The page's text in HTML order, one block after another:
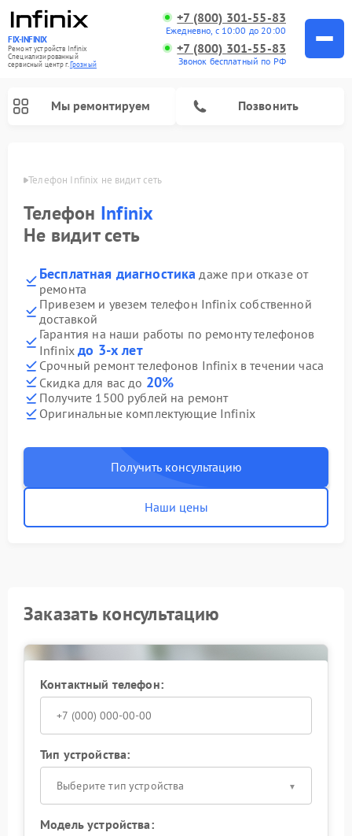
FIX-INFINIX
Ремонт устройств Infinix
Специализированный
cервисный центр г.Грозный
+7 (800) 301-55-83
Ежедневно, с 10:00 до 20:00
+7 (800) 301-55-83
Звонок бесплатный по РФ
Мы ремонтируем Позвонить
Телефон Infinix не видит сеть
Телефон Infinix
Не видит сеть
Бесплатная диагностика даже при отказе от
ремонта
Привезем и увезем телефон Infinix собственной
доставкой
Гарантия на наши работы по ремонту телефонов
Infinixдо 3-х лет
Срочный ремонт телефонов Infinix в течении часа
Скидка для вас до 20%
Получите 1500 рублей на ремонт
Оригинальные комплектующие Infinix
Получить консультацию
Наши цены
Заказать консультацию
Контактный телефон:
Тип устройства:
Выберите тип устройства
Модель устройства: